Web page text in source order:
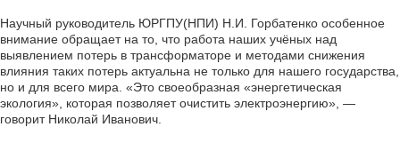
Научный руководитель ЮРГПУ(НПИ) Н.И. Горбатенко особенное
внимание обращает на то, что работа наших учёных над
выявлением потерь в трансформаторе и методами снижения
влияния таких потерь актуальна не только для нашего государства,
но и для всего мира. «Это своеобразная «энергетическая
экология», которая позволяет очистить электроэнергию», —
говорит Николай Иванович.